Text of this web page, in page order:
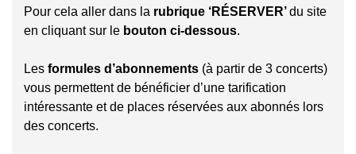
Pour cela aller dans la rubrique ‘RÉSERVER’du site
en cliquant sur le bouton ci-dessous.
Les formules d’abonnements (à partir de 3 concerts)
vous permettent de bénéficier d’une tarification
intéressante et de places réservées aux abonnés lors
des concerts.